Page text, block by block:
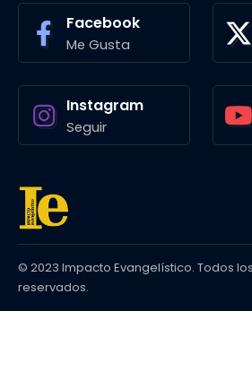
Facebook
Me Gusta
Instagram
Seguir
© 2023 Impacto Evangelístico. Todos
reservados.